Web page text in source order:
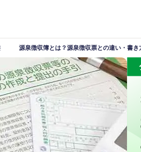
源泉徴収簿とは？源泉徴収票との違い・書